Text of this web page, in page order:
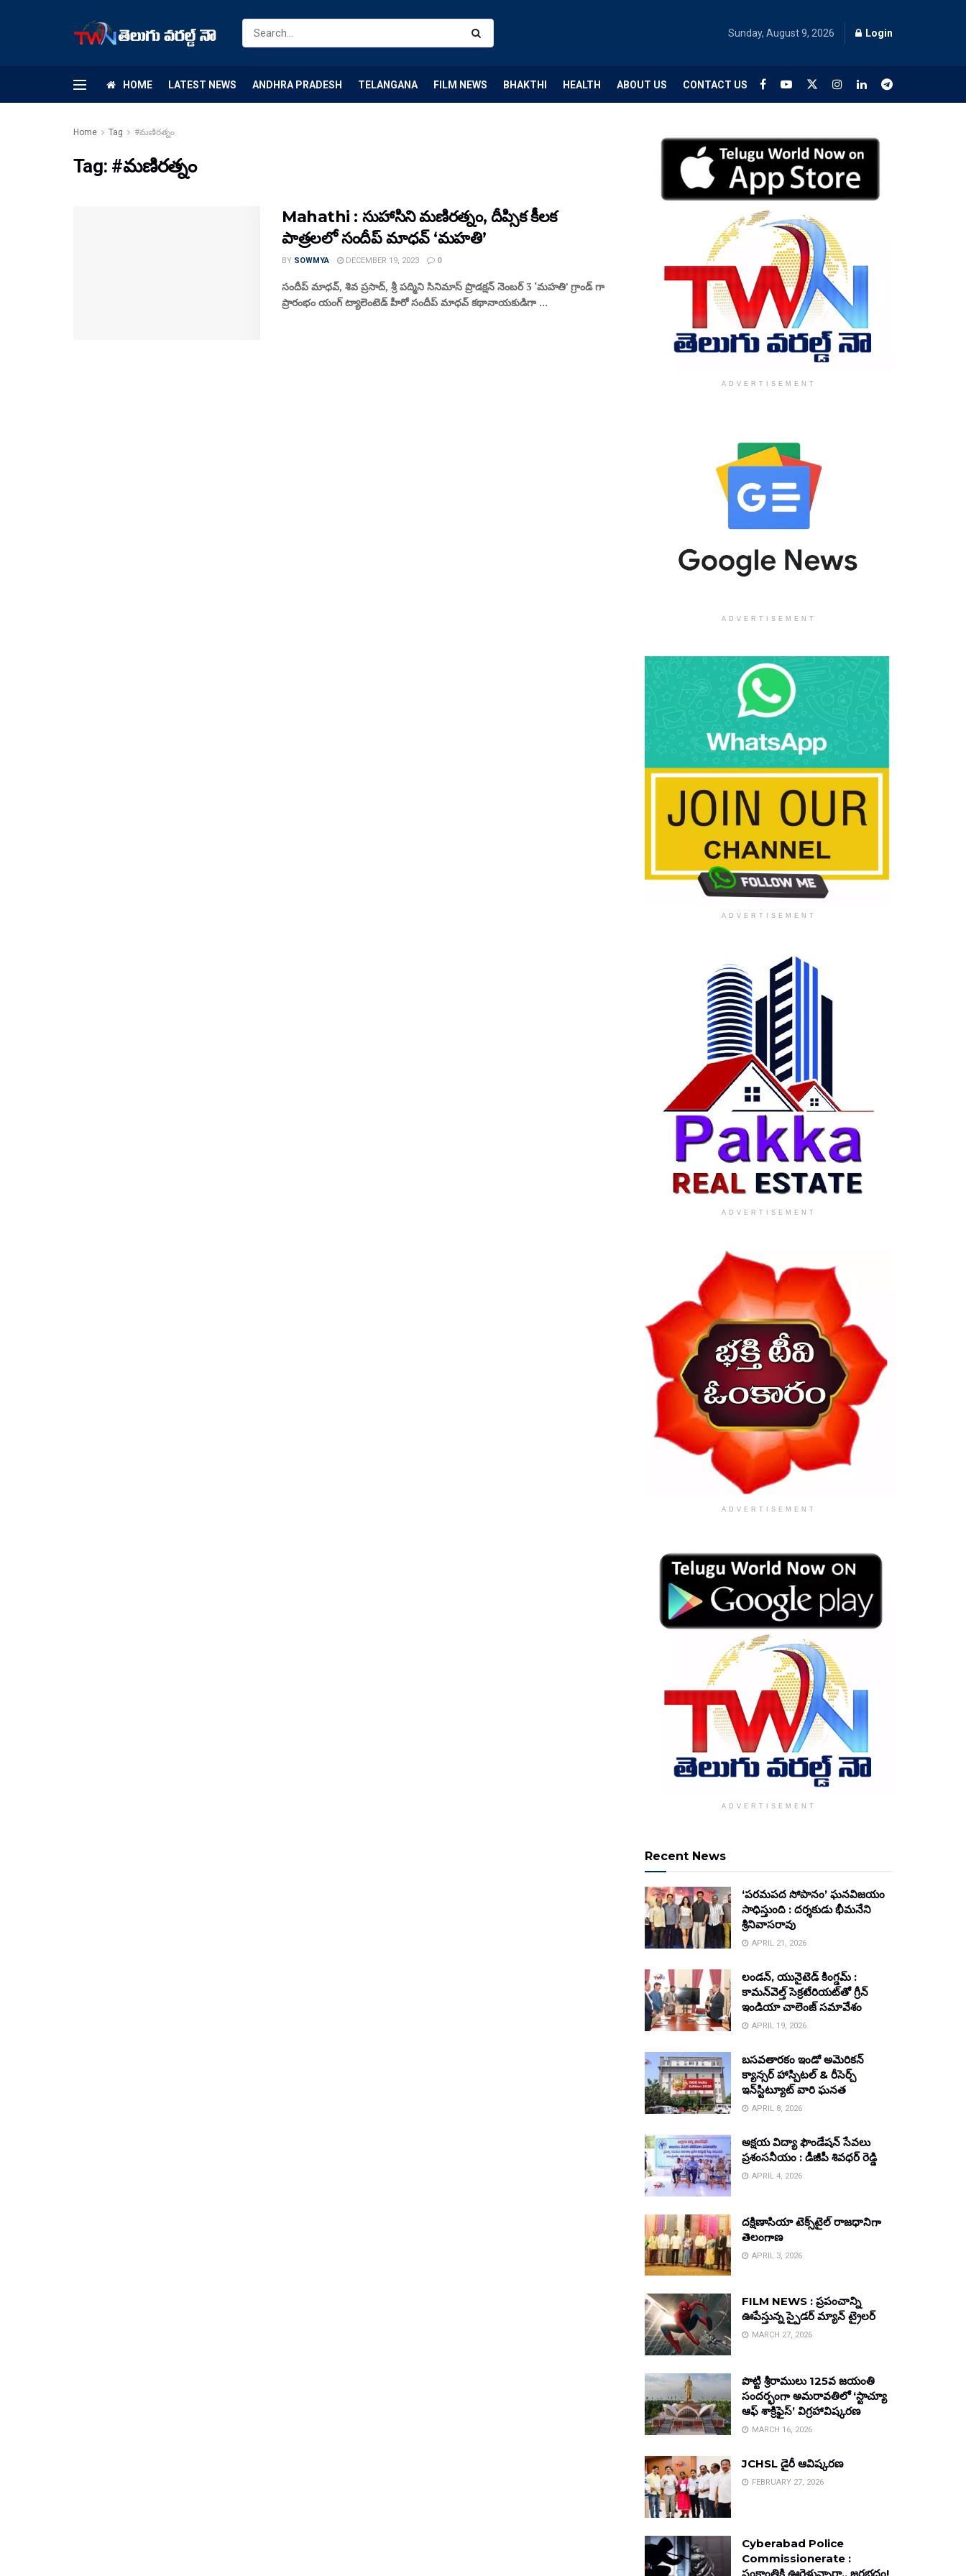
Sunday, August 9, 2026 Login
HOME LATEST NEWS ANDHRA PRADESH TELANGANA FILM NEWS BHAKTHI HEALTH ABOUT US CONTACT US
Home Tag #మణిరత్నం
Tag: #మణిరత్నం
Mahathi : సుహాసిని మణిరత్నం, దీప్సిక కీలక
పాత్రలలో సందీప్ మాధవ్ ‘మహతి’
BY SOWMYA DECEMBER 19, 2023 0
సందీప్ మాధవ్, శివ ప్రసాద్, శ్రీ పద్మిని సినిమాస్ ప్రొడక్షన్ నెంబర్ 3 ‘మహతి’ గ్రాండ్ గా
ప్రారంభం యంగ్ ట్యాలెంటెడ్ హీరో సందీప్ మాధవ్ కథానాయకుడిగా ...
ADVERTISEMENT
ADVERTISEMENT
ADVERTISEMENT
ADVERTISEMENT
ADVERTISEMENT
ADVERTISEMENT
Recent News
‘పరమపద సోపానం’ ఘనవిజయం
సాధిస్తుంది : దర్శకుడు భీమనేని
శ్రీనివాసరావు
APRIL 21, 2026
లండన్, యునైటెడ్ కింగ్డమ్ :
కామన్‌వెల్త్ సెక్రటేరియట్‌తో గ్రీన్
ఇండియా చాలెంజ్ సమావేశం
APRIL 19, 2026
బసవతారకం ఇండో అమెరికన్
క్యాన్సర్ హాస్పిటల్ & రీసెర్చ్
ఇన్‌స్టిట్యూట్ వారి ఘనత
APRIL 8, 2026
అక్షయ విద్యా ఫౌండేషన్ సేవలు
ప్రశంసనీయం : డీజీపీ శివధర్ రెడ్డి
APRIL 4, 2026
దక్షిణాసియా టెక్స్‌టైల్ రాజధానిగా
తెలంగాణ
APRIL 3, 2026
FILM NEWS : ప్రపంచాన్ని
ఊపేస్తున్న స్పైడర్ మ్యాన్ ట్రైలర్
MARCH 27, 2026
పొట్టి శ్రీరాములు 125వ జయంతి
సందర్భంగా అమరావతిలో ‘స్టాచ్యూ
ఆఫ్ శాక్రిఫైస్’ విగ్రహావిష్కరణ
MARCH 16, 2026
JCHSL డైరీ ఆవిష్కరణ
FEBRUARY 27, 2026
Cyberabad Police
Commissionerate :